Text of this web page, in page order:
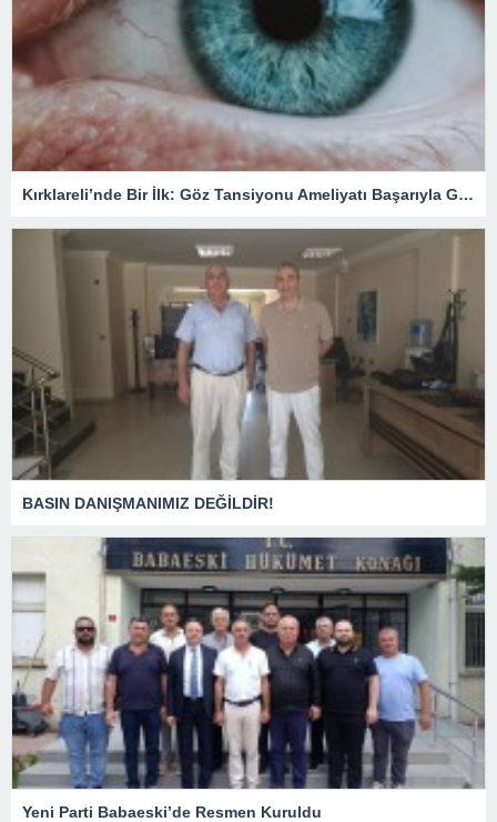
Kırklareli’nde Bir İlk: Göz Tansiyonu Ameliyatı Başarıyla Gerçekleştirildi
BASIN DANIŞMANIMIZ DEĞİLDİR!
Yeni Parti Babaeski’de Resmen Kuruldu